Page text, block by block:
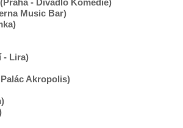
- Divadlo Komedie)
Music Bar)
- Lira)
Akropolis)